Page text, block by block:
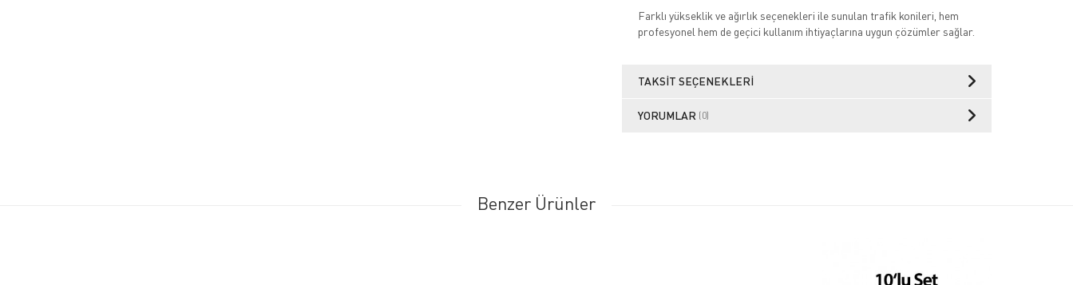
Farklı yükseklik ve ağırlık seçenekleri ile sunulan trafik konileri, hem
profesyonel hem de geçici kullanım ihtiyaçlarına uygun çözümler sağlar.
TAKSIT SEÇENEKLERI
YORUMLAR (0)
Benzer Ürünler